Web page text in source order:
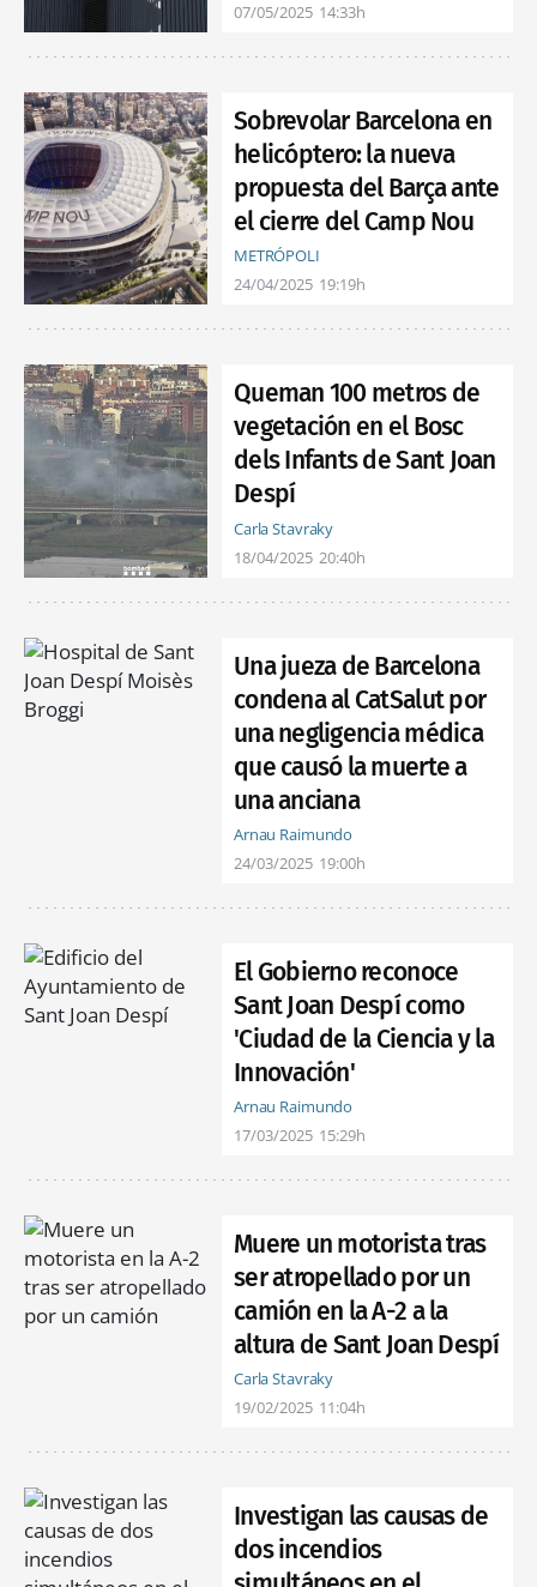
07/05/2025 14:33h
Sobrevolar Barcelona en
helicóptero: la nueva
propuesta del Barça ante
el cierre del Camp Nou
METRÓPOLI
24/04/2025 19:19h
Queman 100 metros de
vegetación en el Bosc
dels Infants de Sant Joan
Despí
Carla Stavraky
18/04/2025 20:40h
Una jueza de Barcelona
condena al CatSalut por
una negligencia médica
que causó la muerte a
una anciana
Arnau Raimundo
24/03/2025 19:00h
El Gobierno reconoce
Sant Joan Despí como
'Ciudad de la Ciencia y la
Innovación'
Arnau Raimundo
17/03/2025 15:29h
Muere un motorista tras
ser atropellado por un
camión en la A-2 a la
altura de Sant Joan Despí
Carla Stavraky
19/02/2025 11:04h
Investigan las causas de
dos incendios